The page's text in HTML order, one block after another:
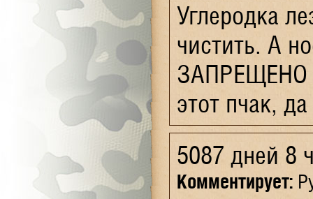
Углеродка
чистить. А
ЗАПРЕЩЕНО
этот пчак,
5087 дней 8
Комментирует: